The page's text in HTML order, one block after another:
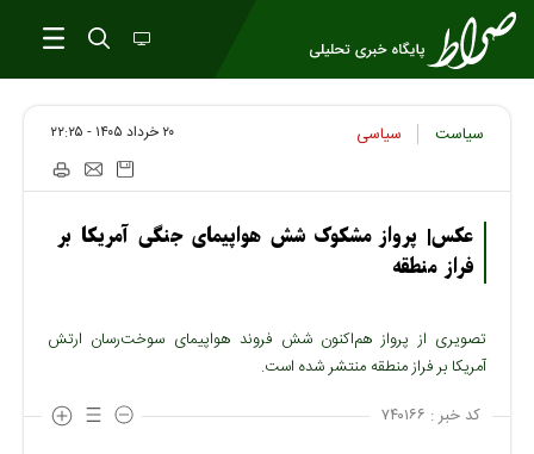
سیاست سیاسی ۲۰ خرداد ۱۴۰۵ - ۲۲:۲۵
عکس| پرواز مشکوک شش هواپیمای جنگی آمریکا بر
فراز منطقه
تصویری از پرواز هم‌اکنون شش فروند هواپیمای سوخت‌رسان ارتش
آمریکا بر فراز منطقه منتشر شده است.
کد خبر : ۷۴۰۱۶۶